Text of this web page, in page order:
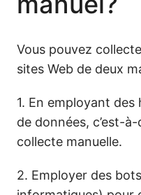
Vous pouvez
sites Web de deux
1. En employant
de données, c’est-
collecte manuelle.
2. Employer des